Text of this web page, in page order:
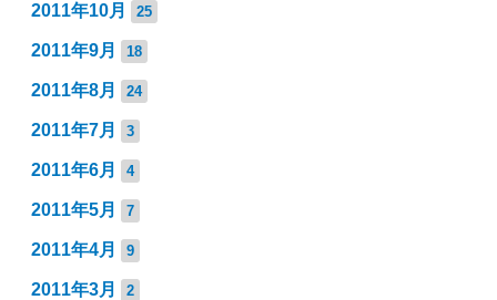
2011年10月 25
2011年9月 18
2011年8月 24
2011年7月 3
2011年6月 4
2011年5月 7
2011年4月 9
2011年3月 2